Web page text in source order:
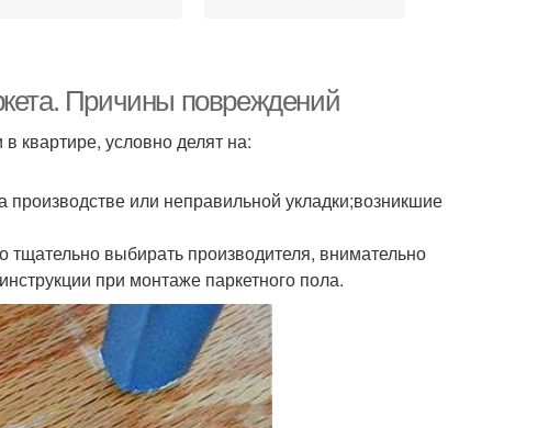
Причины повреждений
квартире, условно делят на:
производстве или неправильной укладки;возникшие
выбирать производителя, внимательно
при монтаже паркетного пола.